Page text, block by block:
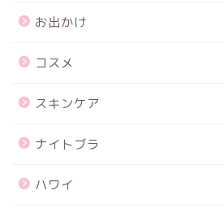
お出かけ
コスメ
スキンケア
ナイトブラ
ハワイ